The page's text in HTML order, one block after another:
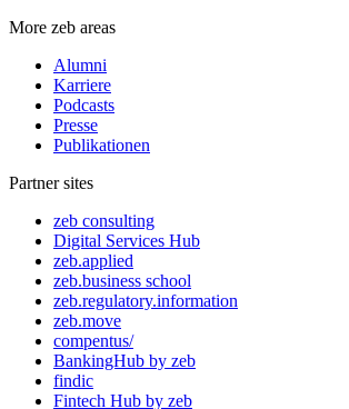
More zeb areas
Alumni
Karriere
Podcasts
Presse
Publikationen
Partner sites
zeb consulting
Digital Services Hub
zeb.applied
zeb.business school
zeb.regulatory.information
zeb.move
compentus/
BankingHub by zeb
findic
Fintech Hub by zeb